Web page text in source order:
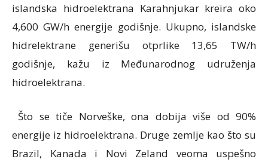
islandska hidroelektrana Karahnjukar kreira oko
4,600 GW/h energije godišnje. Ukupno, islandske
hidrelektrane generišu otprlike 13,65 TW/h
godišnje, kažu iz Međunarodnog udruženja
hidroelektrana.
Što se tiče Norveške, ona dobija više od 90%
energije iz hidroelektrana. Druge zemlje kao što su
Brazil, Kanada i Novi Zeland veoma uspešno